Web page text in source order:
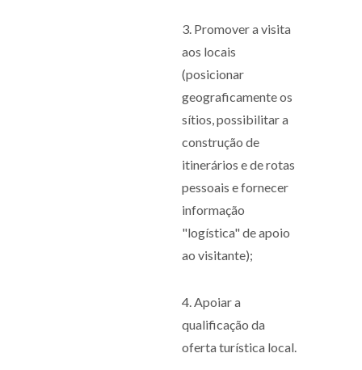
3. Promover a visita
aos locais
(posicionar
geograficamente os
sítios, possibilitar a
construção de
itinerários e de rotas
pessoais e fornecer
informação
"logística" de apoio
ao visitante);
4. Apoiar a
qualificação da
oferta turística local.